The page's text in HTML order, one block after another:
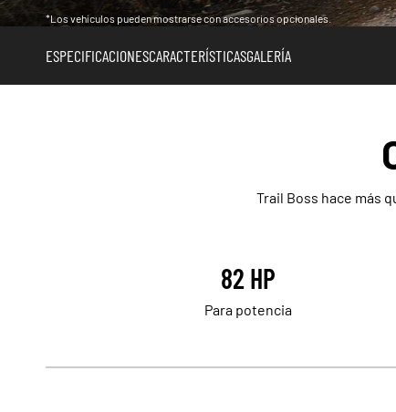
*Los vehículos pueden mostrarse con accesorios opcionales.
ESPECIFICACIONESCARACTERÍSTICASGALERÍA
Trail Boss hace más
82 HP
Para potencia